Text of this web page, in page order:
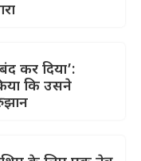
कर दिया’:
कि उसने